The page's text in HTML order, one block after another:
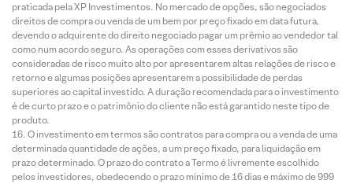
praticada pela XP Investimentos. No mercado de opções, são negociados
direitos de compra ou venda de um bem por preço fixado em data futura,
devendo o adquirente do direito negociado pagar um prêmio ao vendedor tal
como num acordo seguro. As operações com esses derivativos são
consideradas de risco muito alto por apresentarem altas relações de risco e
retorno e algumas posições apresentarem a possibilidade de perdas
superiores ao capital investido. A duração recomendada para o investimento
é de curto prazo e o patrimônio do cliente não está garantido neste tipo de
produto.
O investimento em termos são contratos para compra ou a venda de uma
determinada quantidade de ações, a um preço fixado, para liquidação em
prazo determinado. O prazo do contrato a Termo é livremente escolhido
pelos investidores, obedecendo o prazo mínimo de 16 dias e máximo de 999